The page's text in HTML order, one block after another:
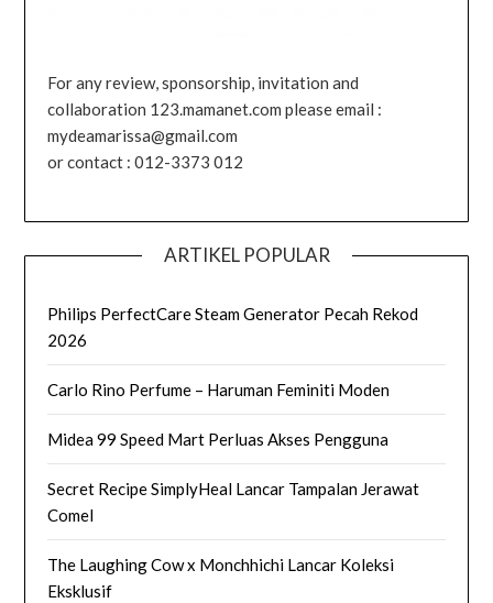
For any review, sponsorship, invitation and
collaboration 123.mamanet.com please email :
mydeamarissa@gmail.com
or contact : 012-3373 012
ARTIKEL POPULAR
Philips PerfectCare Steam Generator Pecah Rekod
2026
Carlo Rino Perfume – Haruman Feminiti Moden
Midea 99 Speed Mart Perluas Akses Pengguna
Secret Recipe SimplyHeal Lancar Tampalan Jerawat
Comel
The Laughing Cow x Monchhichi Lancar Koleksi
Eksklusif